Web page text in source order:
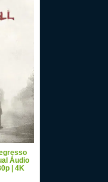
Áudio
| 4K